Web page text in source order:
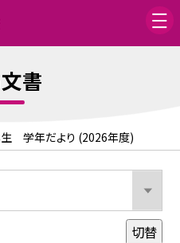
書
生 学年だより (2026年度)
切替